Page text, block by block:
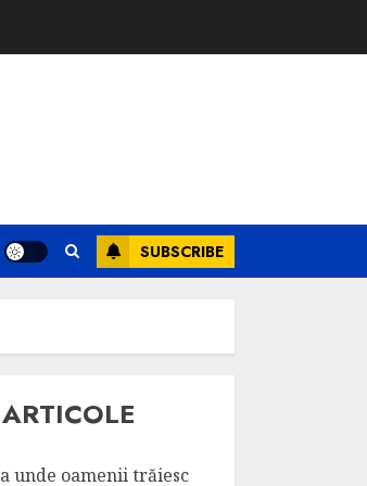
SUBSCRIBE
unde oamenii trăiesc